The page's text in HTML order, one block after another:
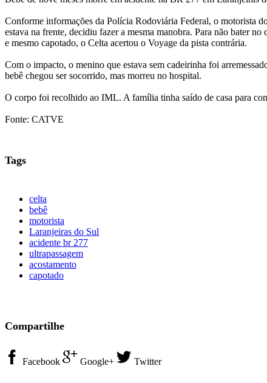
Conforme informações da Polícia Rodoviária Federal, o motorista
estava na frente, decidiu fazer a mesma manobra. Para não bater
e mesmo capotado, o Celta acertou o Voyage da pista contrária.
Com o impacto, o menino que estava sem cadeirinha foi
bebê chegou ser socorrido, mas morreu no hospital.
O corpo foi recolhido ao IML. A família tinha saído de casa para
Fonte: CATVE
Tags
celta
bebê
motorista
Laranjeiras do Sul
acidente br 277
ultrapassagem
acostamento
capotado
Compartilhe
Facebook Google+ Twitter